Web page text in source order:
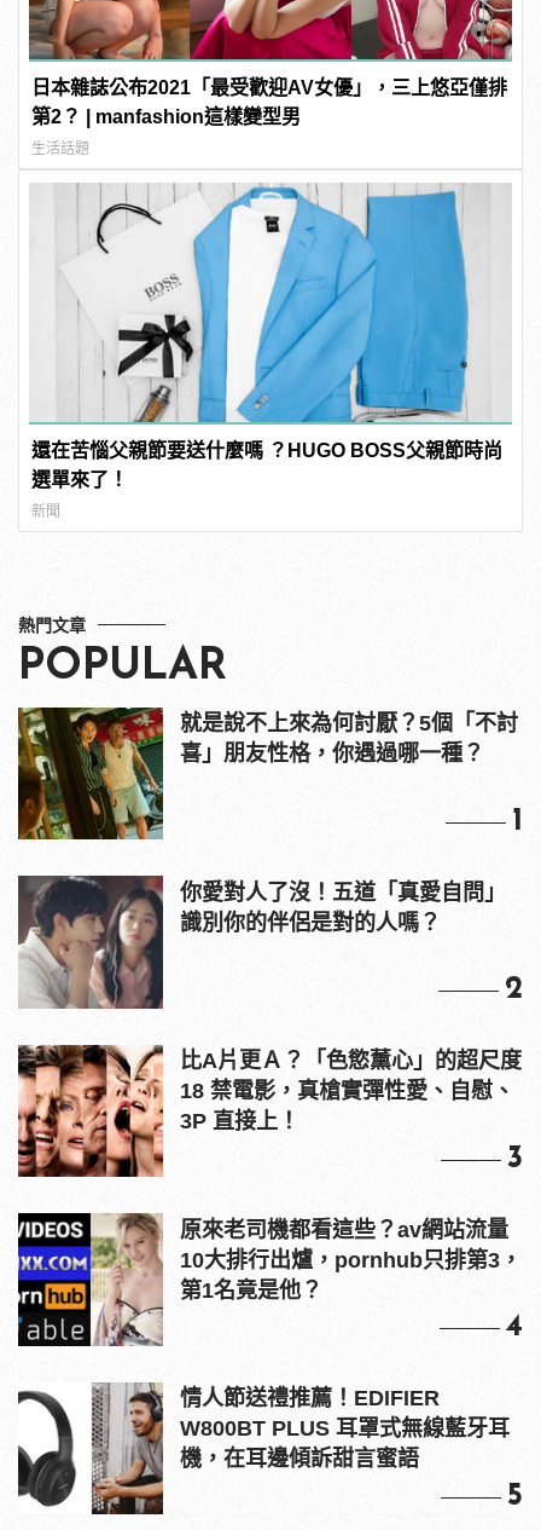
日本雜誌公布2021「最受歡迎AV女優」，三上悠亞僅排
第2？ | manfashion這樣變型男
生活話題
還在苦惱父親節要送什麼嗎 ？HUGO BOSS父親節時尚
選單來了！
新聞
熱門文章
POPULAR
就是說不上來為何討厭？5個「不討
喜」朋友性格，你遇過哪一種？
1
你愛對人了沒！五道「真愛自問」
識別你的伴侶是對的人嗎？
2
比A片更Ａ？「色慾薰心」的超尺度
18 禁電影，真槍實彈性愛、自慰、
3P 直接上！
3
原來老司機都看這些？av網站流量
10大排行出爐，pornhub只排第3，
第1名竟是他？
4
情人節送禮推薦！EDIFIER
W800BT PLUS 耳罩式無線藍牙耳
機，在耳邊傾訴甜言蜜語
5